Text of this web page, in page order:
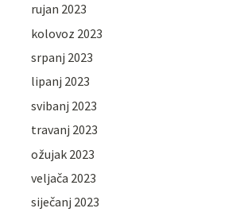
rujan 2023
kolovoz 2023
srpanj 2023
lipanj 2023
svibanj 2023
travanj 2023
ožujak 2023
veljača 2023
siječanj 2023